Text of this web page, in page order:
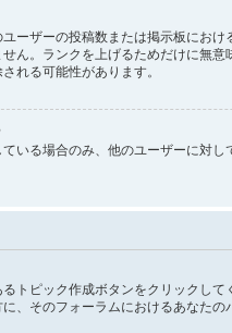
ザーの投稿数または掲示板におけ
ん。ランクを上げるためだけに無
れる可能性があります。
いる場合のみ、他のユーザーに対
トピック作成ボタンをクリックし
、そのフォーラムにおけるあなたの